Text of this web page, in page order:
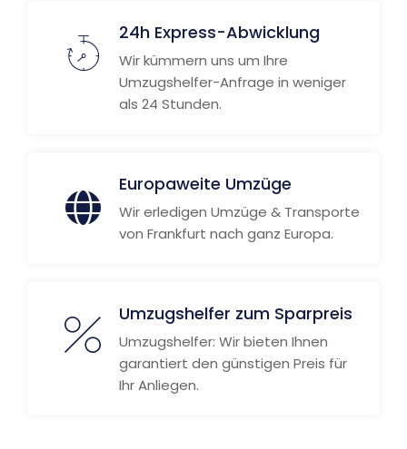
24h Express-Abwicklung
Wir kümmern uns um Ihre
Umzugshelfer-Anfrage in weniger
als 24 Stunden.
Europaweite Umzüge
Wir erledigen Umzüge & Transporte
von Frankfurt nach ganz Europa.
Umzugshelfer zum Sparpreis
Umzugshelfer: Wir bieten Ihnen
garantiert den günstigen Preis für
Ihr Anliegen.